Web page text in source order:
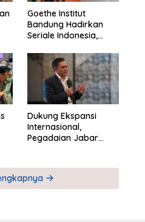
Goethe Institut
Bandung Hadirkan
Seriale Indonesia,
Global Industri Serial
Dukung Ekspansi
Internasional,
Pegadaian Jabar
Pegadaian Timor
Leste